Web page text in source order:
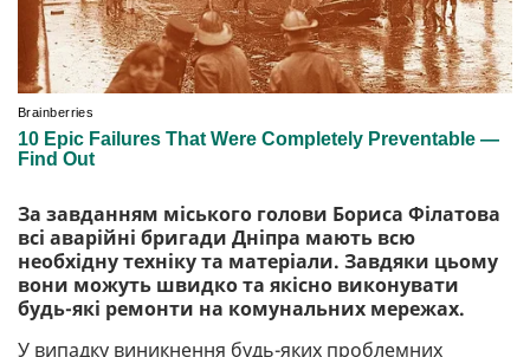
За завданням міського голови Бориса Філатова
всі аварійні бригади Дніпра мають всю
необхідну техніку та матеріали. Завдяки цьому
вони можуть швидко та якісно виконувати
будь-які ремонти на комунальних мережах.
У випадку виникнення будь-яких проблемних